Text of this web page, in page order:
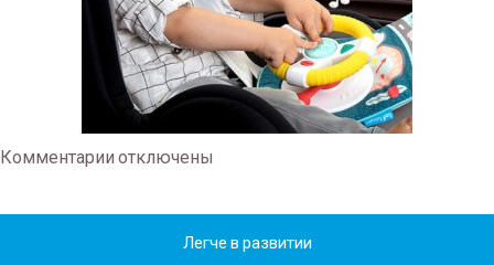
Комментарии отключены
Легче в развитии